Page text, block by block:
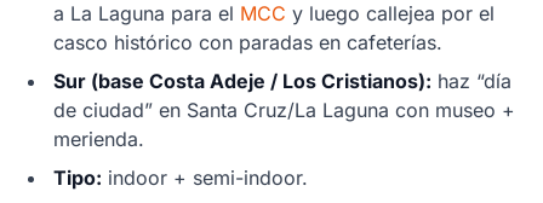
a La Laguna para el MCC y luego callejea por el
casco histórico con paradas en cafeterías.
Sur (base Costa Adeje / Los Cristianos): haz “día
de ciudad” en Santa Cruz/La Laguna con museo +
merienda.
Tipo: indoor + semi-indoor.